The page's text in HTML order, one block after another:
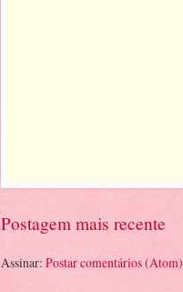
Postagem mais recente
Assinar: Postar comentários (Atom)